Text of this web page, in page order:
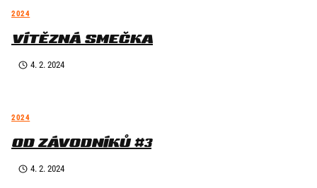
2024
VÍTĚZNÁ SMEČKA
4. 2. 2024
2024
OD ZÁVODNÍKŮ #3
4. 2. 2024